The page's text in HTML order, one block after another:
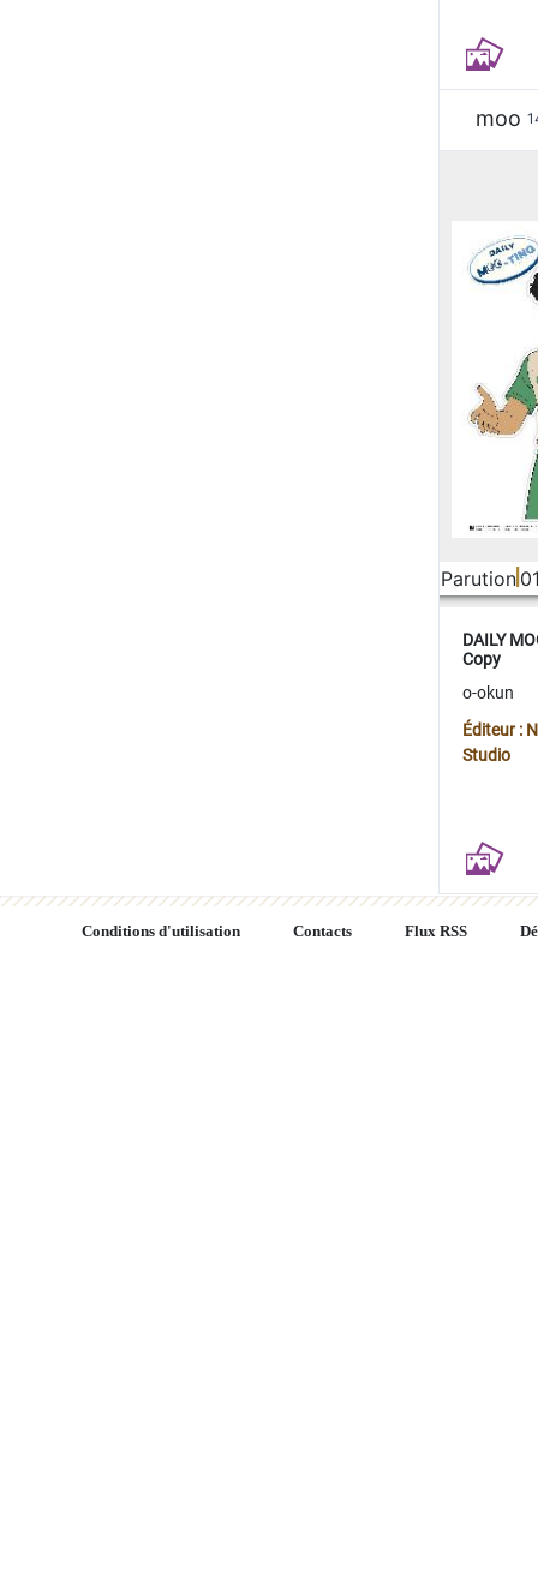
moo
Parution
DAILY
Copy
o-okun
Éditeur :
Studio
Conditions d'utilisation Contacts Flux RSS